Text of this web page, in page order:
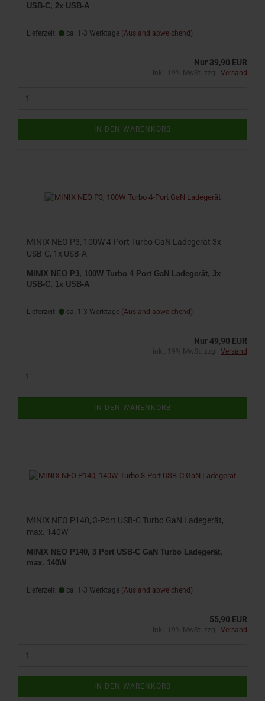
USB-C, 2x USB-A
Lieferzeit: ca. 1-3 Werktage (Ausland abweichend)
Nur 39,90 EUR
inkl. 19% MwSt. zzgl. Versand
IN DEN WARENKORB
MINIX NEO P3, 100W 4-Port Turbo GaN Ladegerät 3x
USB-C, 1x USB-A
MINIX NEO P3, 100W Turbo 4 Port GaN Ladegerät, 3x
USB-C, 1x USB-A
Lieferzeit: ca. 1-3 Werktage (Ausland abweichend)
Nur 49,90 EUR
inkl. 19% MwSt. zzgl. Versand
IN DEN WARENKORB
MINIX NEO P140, 3-Port USB-C Turbo GaN Ladegerät,
max. 140W
MINIX NEO P140, 3 Port USB-C GaN Turbo Ladegerät,
max. 140W
Lieferzeit: ca. 1-3 Werktage (Ausland abweichend)
55,90 EUR
inkl. 19% MwSt. zzgl. Versand
IN DEN WARENKORB